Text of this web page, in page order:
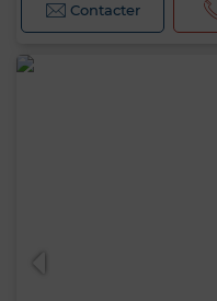
Contacter